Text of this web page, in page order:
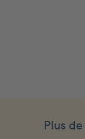
Plus de